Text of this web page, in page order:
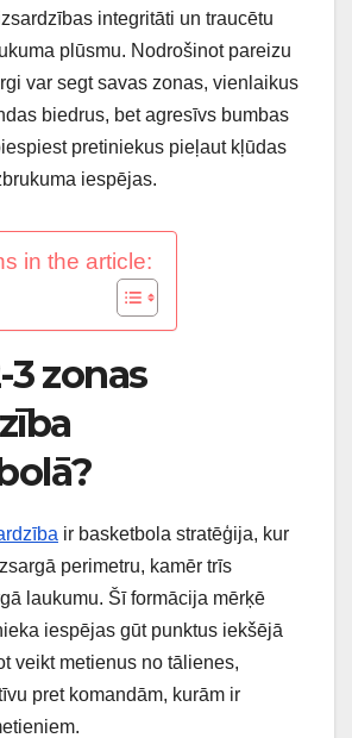
integritāti un traucētu
plūsmu. Nodrošinot pareizu
var segt savas zonas, vienlaikus
biedrus, bet agresīvs bumbas
pretiniekus pieļaut kļūdas
iespējas.
in the article:
3 zonas
ir basketbola stratēģija, kur
perimetru, kamēr trīs
laukumu. Šī formācija mērķē
iespējas gūt punktus iekšējā
veikt metienus no tālienes,
pret komandām, kurām ir